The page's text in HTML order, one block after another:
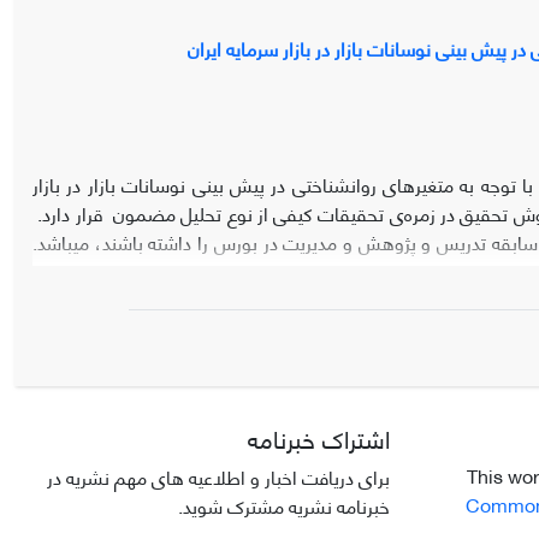
بینی نوسانات بازار در بازار سرمایه ایران
متغیرهای روانشناختی در پیش بینی نوسانات بازار در بازار
تحقیق در زمره‌ی تحقیقات کیفی از نوع تحلیل مضمون قرار دارد.
جامعه آماری این پژوهش شامل 18 نفر از خبرگان بازار سرمایه ایران که حداقل 10 سال سابقه تدریس و پژوهش و مدیریت در بورس را داشته باشند، می‎باشد.
به اسناد و مدارک، مصاحبه نیمه ساختاریافته می‌باشد. برای
در پیش بینی بازار می‌باشد مولفه‌های تحقیق شامل: تأمین مالی،
ورشکستگی، عوامل سیاسی، تفسیر نوسانات، عوامل اقتصادی،
فرا اعتمادی، رفتار ریسک گریزی، رفتار هیجانی، آموزش مالی،
رشد اقتصادی می باشد.
This
اشتراک خبرنامه
برای دریافت اخبار و اطلاعیه های مهم نشریه در
خبرنامه نشریه مشترک شوید.